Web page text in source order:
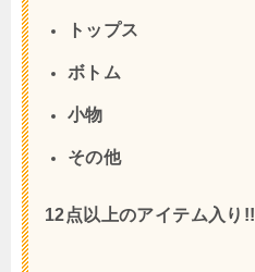
トップス
ボトム
小物
その他
12点以上のアイテム入り!!